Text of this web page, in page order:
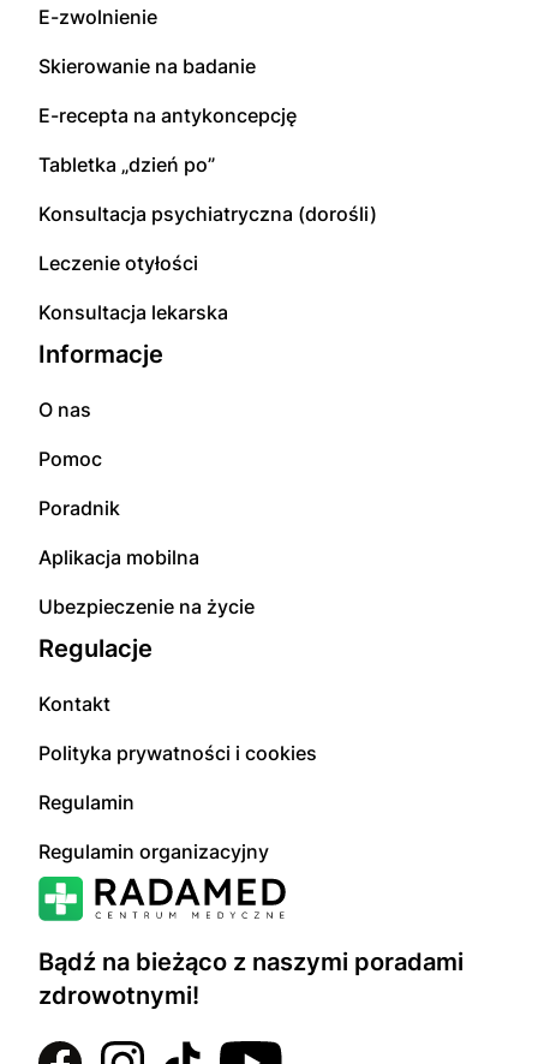
Bądź na bieżąco z naszymi poradami
zdrowotnymi!
E-zwolnienie
Skierowanie na badanie
E-recepta na antykoncepcję
Tabletka „dzień po”
Konsultacja psychiatryczna (dorośli)
Leczenie otyłości
Konsultacja lekarska
Informacje
O nas
Pomoc
Poradnik
Aplikacja mobilna
Ubezpieczenie na życie
Regulacje
Kontakt
Polityka prywatności i cookies
Regulamin
Regulamin organizacyjny